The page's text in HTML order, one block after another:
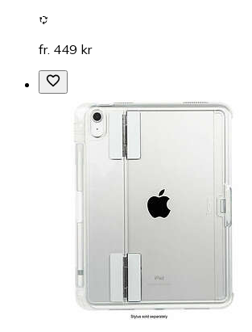
fr. 449 kr